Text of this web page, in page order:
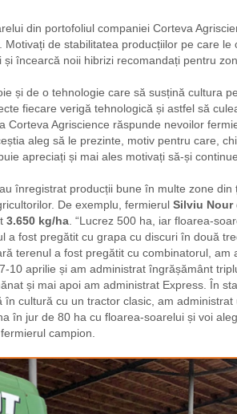
din portofoliul companiei Corteva
Motivați de stabilitatea producțiilor pe care le
încearcă noii hibrizi recomandați pentru
și de o tehnologie care să susțină cultura
fiecare verigă tehnologică și astfel să
Corteva Agriscience răspunde nevoilor
aleg să le prezinte, motiv pentru care,
apreciați și mai ales motivați să-și
înregistrat producții bune în multe zone
De exemplu, fermierul Silviu Nour
3.650 kg/ha . “Lucrez 500 ha, iar floarea-
a fost pregătit cu grapa cu discuri în două
terenul a fost pregătit cu combinatorul, am
10 aprilie și am administrat îngrășământ
și mai apoi am administrat Express. În
în cultură cu un tractor clasic, am
în jur de 80 ha cu floarea-soarelui și voi
campion.